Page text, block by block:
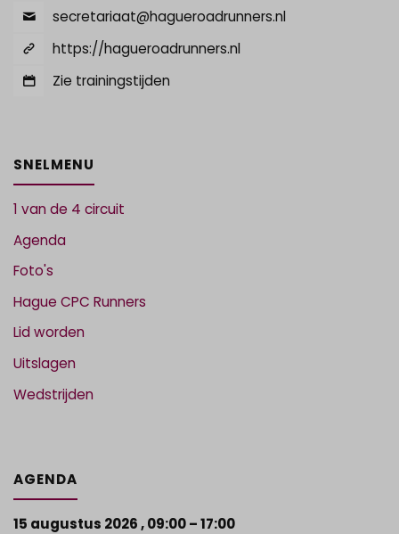
secretariaat@hagueroadrunners.nl
https://hagueroadrunners.nl
Zie trainingstijden
SNELMENU
1 van de 4 circuit
Agenda
Foto's
Hague CPC Runners
Lid worden
Uitslagen
Wedstrijden
AGENDA
15 augustus 2026,09:00– 17:00